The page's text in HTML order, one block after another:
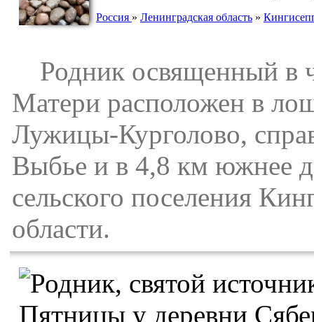
Россия » Ленинградская область»
Родник освященный в
Матери расположен в
Лужицы-Курголово,
Выбье и в 4,8 км южнее
сельского поселения
области.